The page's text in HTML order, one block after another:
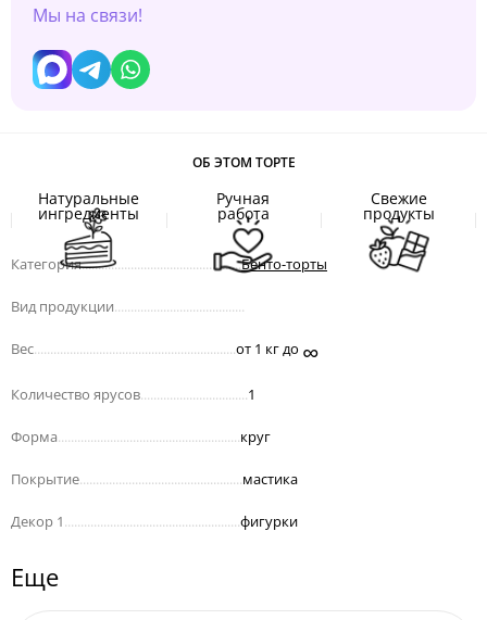
Мы на связи!
ОБ ЭТОМ ТОРТЕ
Натуральные
ингредиенты
Ручная
работа
Свежие
продукты
Категория.................................................Бенто-торты
Вид продукции
Вес от 1 кг до ∞
Количество ярусов 1
Форма круг
Покрытие мастика
Декор 1 фигурки
Еще